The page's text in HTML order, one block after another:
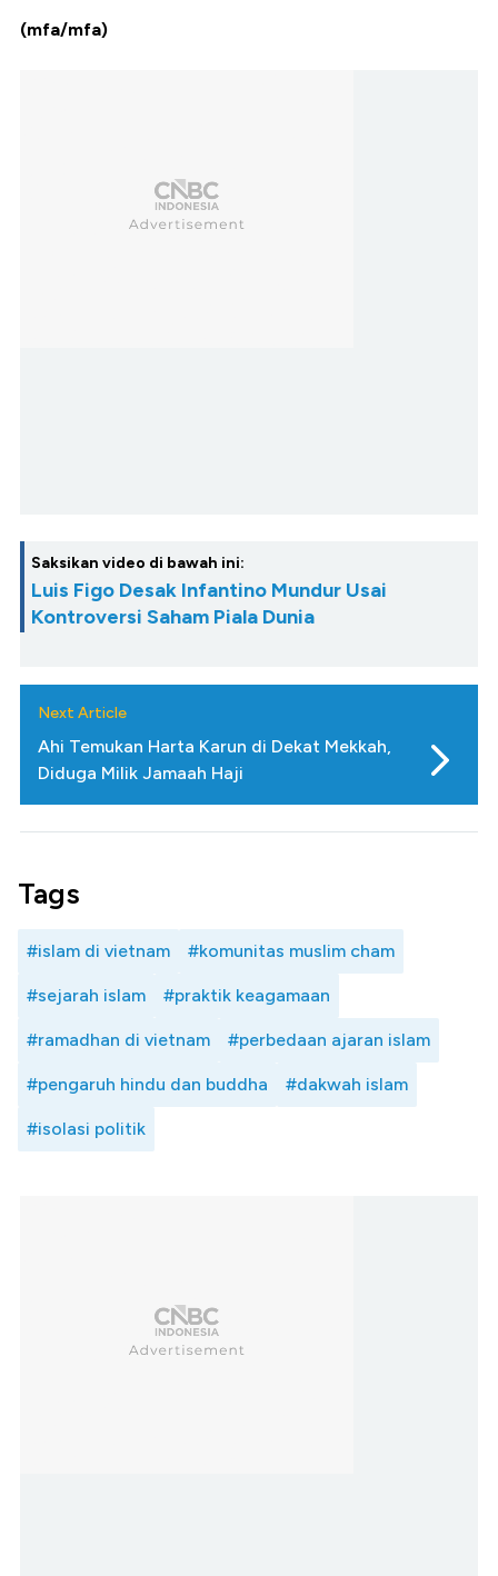
(mfa/mfa)
Saksikan video di bawah ini:
Luis Figo Desak Infantino Mundur Usai
Kontroversi Saham Piala Dunia
Next Article
Ahi Temukan Harta Karun di Dekat Mekkah,
Diduga Milik Jamaah Haji
Tags
#islam di vietnam #komunitas muslim cham
#sejarah islam #praktik keagamaan
#ramadhan di vietnam #perbedaan ajaran islam
#pengaruh hindu dan buddha #dakwah islam
#isolasi politik